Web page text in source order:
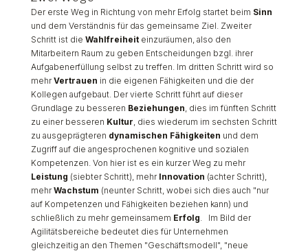
Der erste Weg in Richtung von mehr Erfolg startet beim Sinn
und dem Verständnis für das gemeinsame Ziel. Zweiter
Schritt ist die Wahlfreiheiteinzuräumen, also den
Mitarbeitern Raum zu geben Entscheidungen bzgl. ihrer
Aufgabenerfüllung selbst zu treffen. Im dritten Schritt wird so
mehr Vertrauen in die eigenen Fähigkeiten und die der
Kollegen aufgebaut. Der vierte Schritt führt auf dieser
Grundlage zu besseren Beziehungen , dies im fünften Schritt
zu einer besseren Kultur , dies wiederum im sechsten Schritt
zu ausgeprägteren dynamischen Fähigkeiten und dem
Zugriff auf die angesprochenen kognitive und sozialen
Kompetenzen. Von hier ist es ein kurzer Weg zu mehr
Leistung (siebter Schritt), mehr Innovation (achter Schritt),
mehr Wachstum (neunter Schritt, wobei sich dies auch "nur
auf Kompetenzen und Fähigkeiten beziehen kann) und
schließlich zu mehr gemeinsamem Erfolg . Im Bild der
Agilitätsbereiche bedeutet dies für Unternehmen
gleichzeitig an den Themen "Geschäftsmodell", "neue